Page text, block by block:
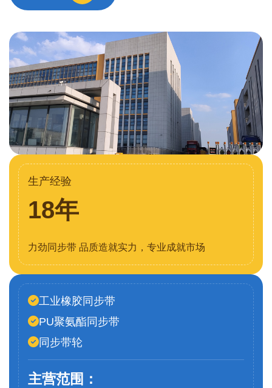
生产经验
18年
力劲同步带 品质造就实力，专业成就市场
工业橡胶同步带
PU聚氨酯同步带
同步带轮
主营范围：